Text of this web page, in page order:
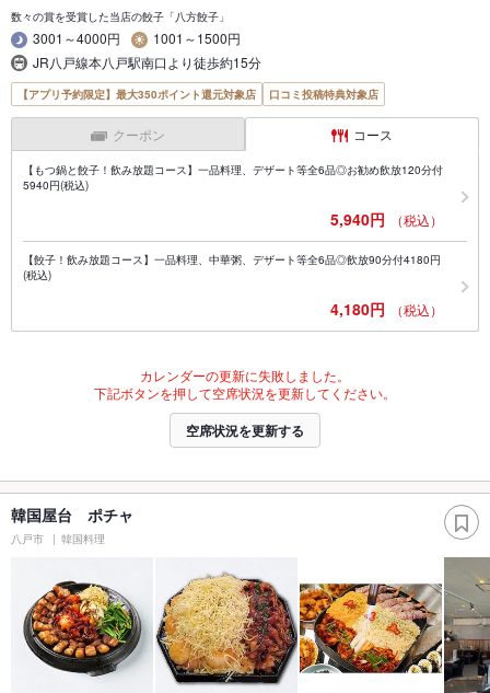
数々の賞を受賞した当店の餃子「八方餃子」
3001～4000円
1001～1500円
JR八戸線本八戸駅南口より徒歩約15分
【アプリ予約限定】最大350ポイント還元対象店 口コミ投稿特典対象店
クーポン コース
【もつ鍋と餃子！飲み放題コース】一品料理、デザート等全6品◎お勧め飲放120分付
5940円(税込)
5,940円 （税込）
【餃子！飲み放題コース】一品料理、中華粥、デザート等全6品◎飲放90分付4180円
(税込)
4,180円 （税込）
カレンダーの更新に失敗しました。
下記ボタンを押して空席状況を更新してください。
空席状況を更新する
韓国屋台 ポチャ
八戸市 韓国料理